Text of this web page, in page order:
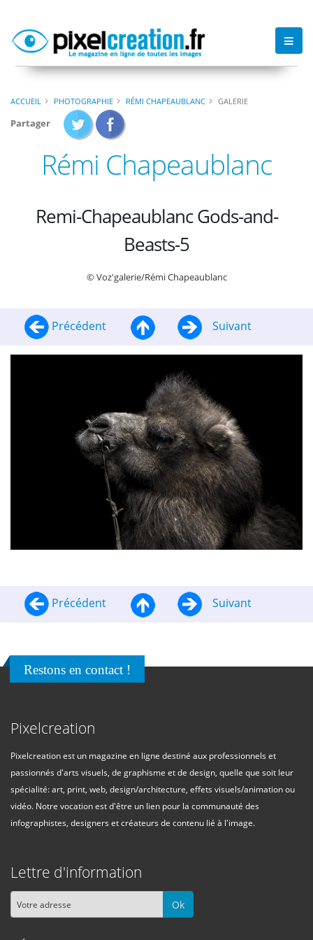
ACCUEIL PHOTOGRAPHIE RÉMI CHAPEAUBLANC GALERIE
Partager
Rémi Chapeaublanc
Remi-Chapeaublanc Gods-and-
Beasts-5
© Voz'galerie/Rémi Chapeaublanc
Précédent Suivant
Précédent Suivant
Restons en contact !
Pixelcreation
Pixelcreation est un magazine en ligne destiné aux professionnels et
passionnés d'arts visuels, de graphisme et de design, quelle que soit leur
spécialité: art, print, web, design/architecture, effets visuels/animation ou
vidéo. Notre vocation est d'être un lien pour la communauté des
infographistes, designers et créateurs de contenu lié à l'image.
Lettre d'information
Ok